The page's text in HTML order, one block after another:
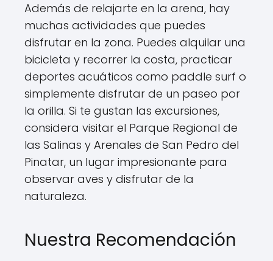
Además de relajarte en la arena, hay
muchas actividades que puedes
disfrutar en la zona. Puedes alquilar una
bicicleta y recorrer la costa, practicar
deportes acuáticos como paddle surf o
simplemente disfrutar de un paseo por
la orilla. Si te gustan las excursiones,
considera visitar el Parque Regional de
las Salinas y Arenales de San Pedro del
Pinatar, un lugar impresionante para
observar aves y disfrutar de la
naturaleza.
Nuestra Recomendación